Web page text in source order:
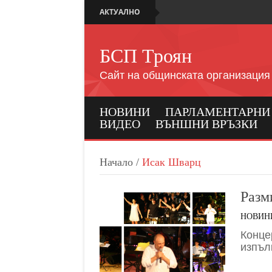
АКТУАЛНО
БСП Троян
Сайт на общинската организация
НОВИНИ ПАРЛАМЕНТАРНИ
ВИДЕО
ВЪНШНИ ВРЪЗКИ
Начало / Исак Шварц